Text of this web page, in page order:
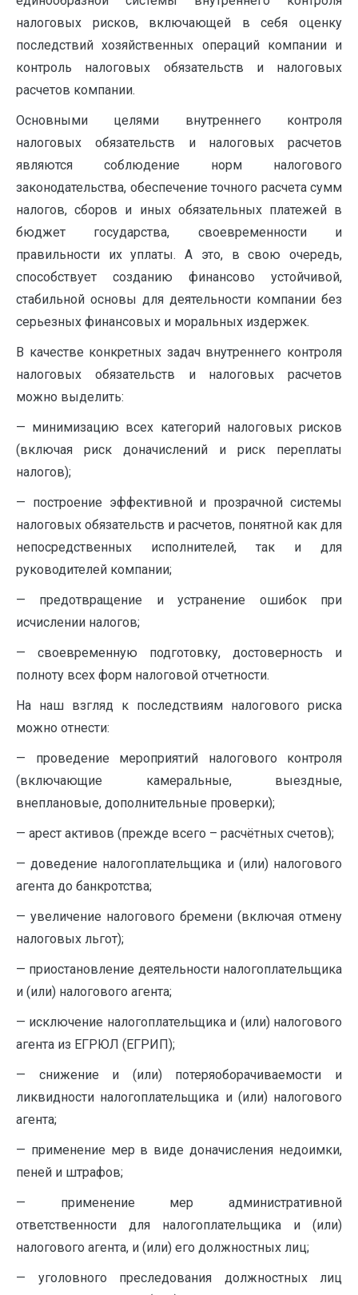
налоговых рисков, включающей в себя оценку
последствий хозяйственных операций компании и
контроль налоговых обязательств и налоговых
расчетов компании.
Основными целями внутреннего контроля
налоговых обязательств и налоговых расчетов
являются соблюдение норм налогового
законодательства, обеспечение точного расчета сумм
налогов, сборов и иных обязательных платежей в
бюджет государства, своевременности и
правильности их уплаты. А это, в свою очередь,
способствует созданию финансово устойчивой,
стабильной основы для деятельности компании без
серьезных финансовых и моральных издержек.
В качестве конкретных задач внутреннего контроля
налоговых обязательств и налоговых расчетов
можно выделить:
— минимизацию всех категорий налоговых рисков
(включая риск доначислений и риск переплаты
налогов);
— построение эффективной и прозрачной системы
налоговых обязательств и расчетов, понятной как для
непосредственных исполнителей, так и для
руководителей компании;
— предотвращение и устранение ошибок при
исчислении налогов;
— своевременную подготовку, достоверность и
полноту всех форм налоговой отчетности.
На наш взгляд к последствиям налогового риска
можно отнести:
— проведение мероприятий налогового контроля
(включающие камеральные, выездные,
внеплановые, дополнительные проверки);
— арест активов (прежде всего – расчётных счетов);
— доведение налогоплательщика и (или) налогового
агента до банкротства;
— увеличение налогового бремени (включая отмену
налоговых льгот);
— приостановление деятельности налогоплательщика
и (или) налогового агента;
— исключение налогоплательщика и (или) налогового
агента из ЕГРЮЛ (ЕГРИП);
— снижение и (или) потеряоборачиваемости и
ликвидности налогоплательщика и (или) налогового
агента;
— применение мер в виде доначисления недоимки,
пеней и штрафов;
— применение мер административной
ответственности для налогоплательщика и (или)
налогового агента, и (или) его должностных лиц;
— уголовного преследования должностных лиц